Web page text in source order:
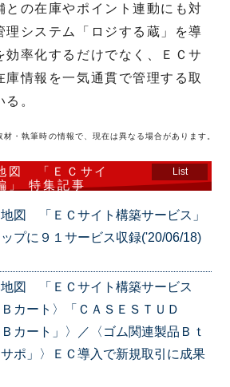
との在庫やポイント連動にも対
理システム「ロジする蔵」を導
効率化するだけでなく、ＥＣサ
庫情報を一気通貫で管理する取
。
材・執筆時の情報で、現在は異なる場合があります。
図 「ＥＣサイ
」 特集記事
List
地図 「ＥＣサイト構築サービス」
プに９１サービス収録('20/06/18)
地図 「ＥＣサイト構築サービス
カート〉「ＣＡＳＥＳＴＵＤ
カート」〉／〈ゴム関連製品Ｂｔ
ポ」〉ＥＣ導入で新規取引に成果